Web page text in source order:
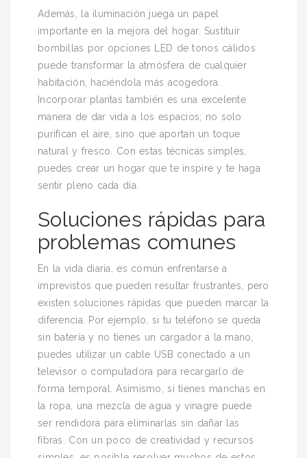
Además, la iluminación juega un papel
importante en la mejora del hogar. Sustituir
bombillas por opciones LED de tonos cálidos
puede transformar la atmósfera de cualquier
habitación, haciéndola más acogedora.
Incorporar plantas también es una excelente
manera de dar vida a los espacios; no solo
purifican el aire, sino que aportan un toque
natural y fresco. Con estas técnicas simples,
puedes crear un hogar que te inspire y te haga
sentir pleno cada día.
Soluciones rápidas para
problemas comunes
En la vida diaria, es común enfrentarse a
imprevistos que pueden resultar frustrantes, pero
existen soluciones rápidas que pueden marcar la
diferencia. Por ejemplo, si tu teléfono se queda
sin batería y no tienes un cargador a la mano,
puedes utilizar un cable USB conectado a un
televisor o computadora para recargarlo de
forma temporal. Asimismo, si tienes manchas en
la ropa, una mezcla de agua y vinagre puede
ser rendidora para eliminarlas sin dañar las
fibras. Con un poco de creatividad y recursos